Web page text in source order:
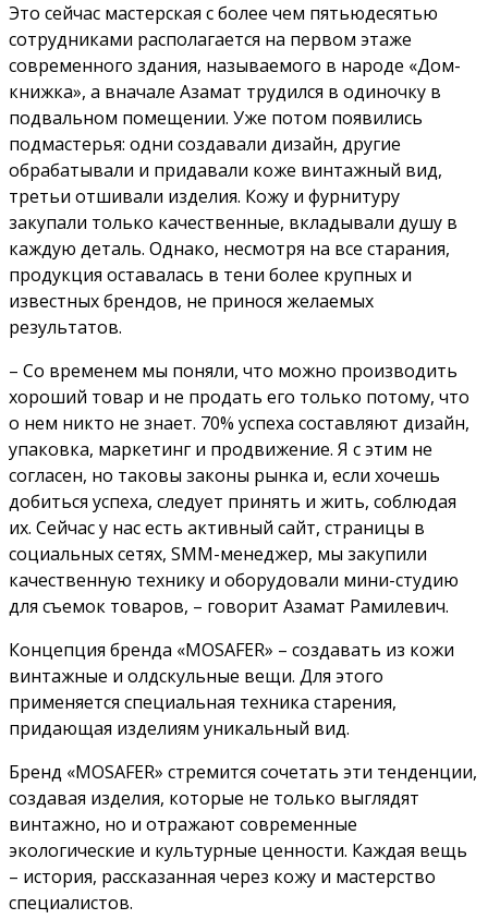
Это сейчас мастерская с более чем пятьюдесятью
сотрудниками располагается на первом этаже
современного здания, называемого в народе «Дом-
книжка», а вначале Азамат трудился в одиночку в
подвальном помещении. Уже потом появились
подмастерья: одни создавали дизайн, другие
обрабатывали и придавали коже винтажный вид,
третьи отшивали изделия. Кожу и фурнитуру
закупали только качественные, вкладывали душу в
каждую деталь. Однако, несмотря на все старания,
продукция оставалась в тени более крупных и
известных брендов, не принося желаемых
результатов.
– Со временем мы поняли, что можно производить
хороший товар и не продать его только потому, что
о нем никто не знает. 70% успеха составляют дизайн,
упаковка, маркетинг и продвижение. Я с этим не
согласен, но таковы законы рынка и, если хочешь
добиться успеха, следует принять и жить, соблюдая
их. Сейчас у нас есть активный сайт, страницы в
социальных сетях, SMM-менеджер, мы закупили
качественную технику и оборудовали мини-студию
для съемок товаров, – говорит Азамат Рамилевич.
Концепция бренда «MOSAFER» – создавать из кожи
винтажные и олдскульные вещи. Для этого
применяется специальная техника старения,
придающая изделиям уникальный вид.
Бренд «MOSAFER» стремится сочетать эти тенденции,
создавая изделия, которые не только выглядят
винтажно, но и отражают современные
экологические и культурные ценности. Каждая вещь
– история, рассказанная через кожу и мастерство
специалистов.